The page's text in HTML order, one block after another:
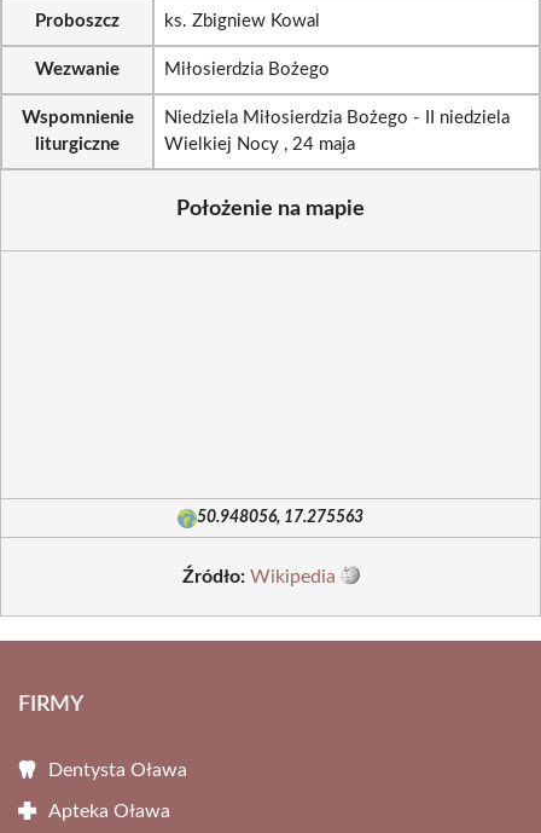
Proboszcz ks. Zbigniew Kowal
Wezwanie Miłosierdzia Bożego
Wspomnienie
liturgiczne
Niedziela Miłosierdzia Bożego - II niedziela
Wielkiej Nocy , 24 maja
Położenie na mapie
50.948056, 17.275563
Źródło: Wikipedia
FIRMY
Dentysta Oława
Apteka Oława